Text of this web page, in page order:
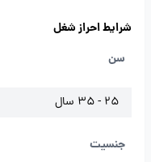
شرایط احراز شغل
سن
25 - 35 سال
جنسیت